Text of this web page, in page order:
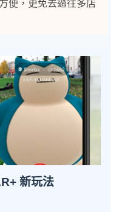
便，更免去過往多店
新玩法